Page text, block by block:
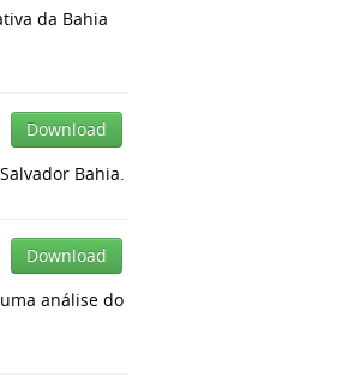
da Bahia
Download
Bahia.
Download
uma análise do